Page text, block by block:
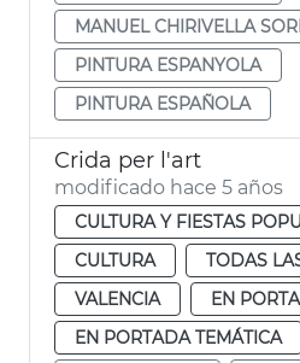
MANUEL CHIRIVELLA
PINTURA ESPANYOLA
PINTURA ESPAÑOLA
Crida per l'art
modificado hace 5 años
CULTURA Y FIESTAS
CULTURA
TODAS
VALENCIA
EN
EN PORTADA TEMÁTICA